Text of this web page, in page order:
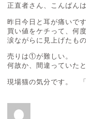
正直者さん、こんばんは
昨日今日と耳が痛いです
買い値をケチって、何
涙ながらに見上げたもの
売りは①が難しい。
何故か、間違っていた
現場猫の気分です。